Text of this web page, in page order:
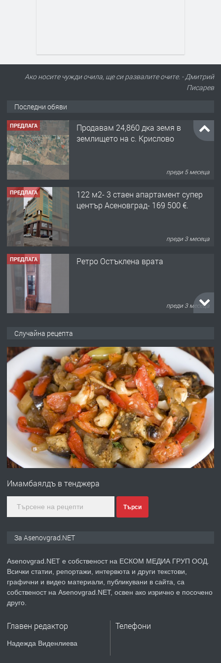
Ако носите чужди очила, ще си развалите очите. - Дмитрий
Писарев
Последни обяви
землището на с. Крислово
център Асеновград- 169 500 €.
преди 3 месеца
преди 10 месеца
ПРЕДЛАГА
Професионална броячна машина -
със сертификат от ЕЦБ
преди 1 година
ПРЕДЛАГА
Професионална зеленчукорезачка
за заведения и дома
ПРЕДЛАГА Дава под наем Асеновград
преди 2 години
ПРЕДЛАГА
Давам индивидуалани уроци по
Немски език
ремонт на покриви
Случайна рецепта
Имамбаялдъ в тенджера
Търси
За Asenovgrad.NET
Asenovgrad.NET е собственост на ЕСКОМ МЕДИА ГРУП ООД.
Всички статии, репортажи, интервюта и други текстови,
графични и видео материали, публикувани в сайта, са
собственост на Asenovgrad.NET, освен ако изрично е посочено
друго.
Главен редактор
Надежда Виденлиева
Телефони